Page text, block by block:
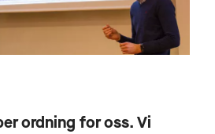
ordning for oss. Vi